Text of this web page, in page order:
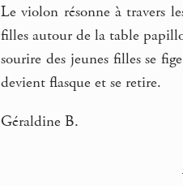
Le violon résonne à travers
filles autour de la table
sourire des jeunes filles se
devient flasque et se retire.
Géraldine B.